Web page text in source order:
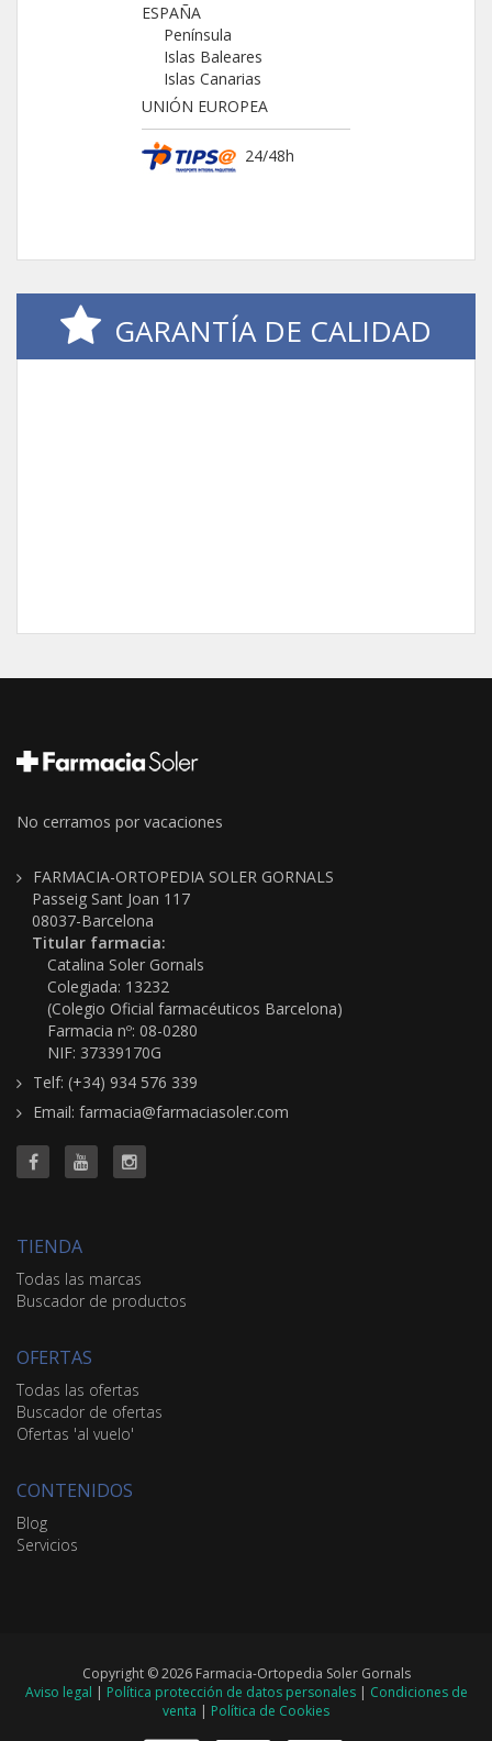
ESPAÑA
Península
Islas Baleares
Islas Canarias
UNIÓN EUROPEA
24/48h
GARANTÍA DE CALIDAD
No cerramos por vacaciones
FARMACIA-ORTOPEDIA SOLER GORNALS
Passeig Sant Joan 117
08037-Barcelona
Titular farmacia:
Catalina Soler Gornals
Colegiada: 13232
(Colegio Oficial farmacéuticos Barcelona)
Farmacia nº: 08-0280
NIF: 37339170G
Telf: (+34) 934 576 339
Email: farmacia@farmaciasoler.com
TIENDA
Todas las marcas
Buscador de productos
OFERTAS
Todas las ofertas
Buscador de ofertas
Ofertas 'al vuelo'
CONTENIDOS
Blog
Servicios
Copyright © 2026 Farmacia-Ortopedia Soler Gornals
Aviso legal | Política protección de datos personales| Condiciones de
venta | Política de Cookies